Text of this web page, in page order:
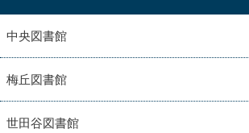
中央図書館
梅丘図書館
世田谷図書館